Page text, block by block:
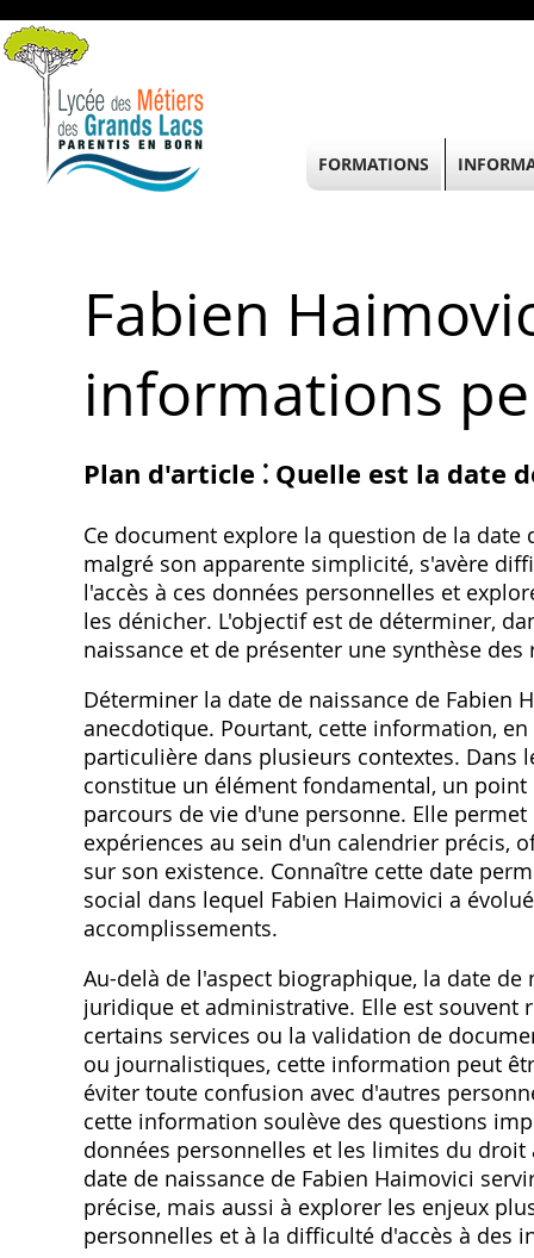
Fabien
informations
Plan d'article ⁚ Quelle est la date
Ce document explore la question de la date
malgré son apparente simplicité‚ s'avère
l'accès à ces données personnelles et
les dénicher. L'objectif est de déterminer‚
naissance et de présenter une synthèse
Déterminer la date de naissance de Fabien
anecdotique. Pourtant‚ cette information‚
particulière dans plusieurs contextes. Dans
constitue un élément fondamental‚ un
parcours de vie d'une personne. Elle
expériences au sein d'un calendrier précis‚
sur son existence. Connaître cette date
social dans lequel Fabien Haimovici a
accomplissements.
Au-delà de l'aspect biographique‚ la date
juridique et administrative. Elle est souvent
certains services ou la validation de
ou journalistiques‚ cette information peut
éviter toute confusion avec d'autres
cette information soulève des questions
données personnelles et les limites du
date de naissance de Fabien Haimovici
précise‚ mais aussi à explorer les enjeux
personnelles et à la difficulté d'accès à des
FORMATIONS